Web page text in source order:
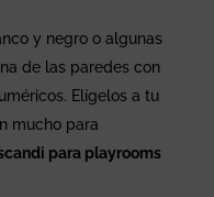
y negro o algunas
de las paredes con
Elígelos a tu
mucho para
para playrooms